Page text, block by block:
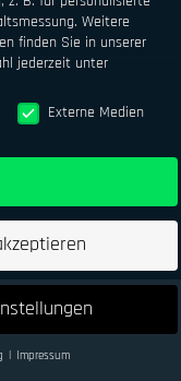
Weitere
finden Sie in unserer
jederzeit unter
Externe Medien
Impressum